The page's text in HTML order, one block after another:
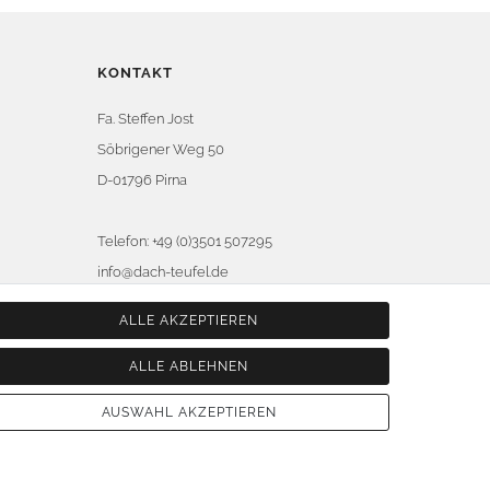
KONTAKT
Fa. Steffen Jost
Söbrigener Weg 50
D-01796 Pirna
Telefon: +49 (0)3501 507295
info@dach-teufel.de
ALLE AKZEPTIEREN
ALLE ABLEHNEN
AUSWAHL AKZEPTIEREN